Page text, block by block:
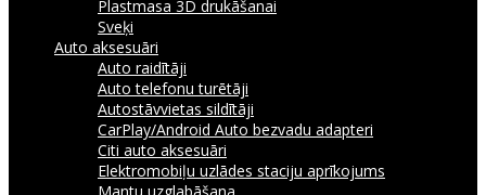
Plastmasa 3D drukāšanai
Sveķi
Auto aksesuāri
Auto raidītāji
Auto telefonu turētāji
Autostāvvietas sildītāji
CarPlay/Android Auto bezvadu adapteri
Citi auto aksesuāri
Elektromobiļu uzlādes staciju aprīkojums
Mantu uzglabāšana